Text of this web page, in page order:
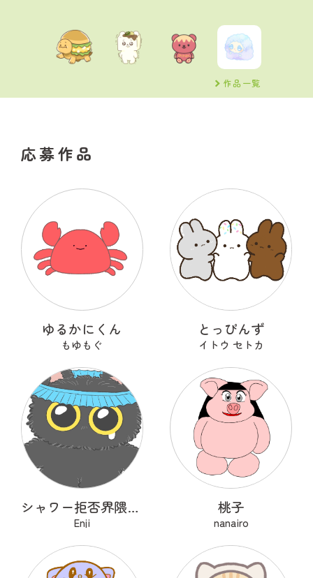
作品一覧
応募作品
ゆるかにくん
もゆもぐ
とっぴんず
イトウ セトカ
シャワー拒否界隈の子猫 ノワ
Enji
桃子
nanairo